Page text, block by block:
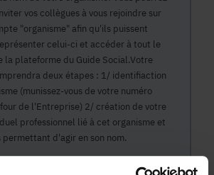
vos collègues à vous rejoindre sur
"organisme" afin qu'ils puissent
celui-ci et accéder à tout le
la plateforme du Guide Social.Votre
deux étapes : 1/ identifiaction
(munissez-vous de votre numéro
de l'Entreprise) 2/ création de votre
professionnel lié à cet organisme et
permettant d'agir en son nom.